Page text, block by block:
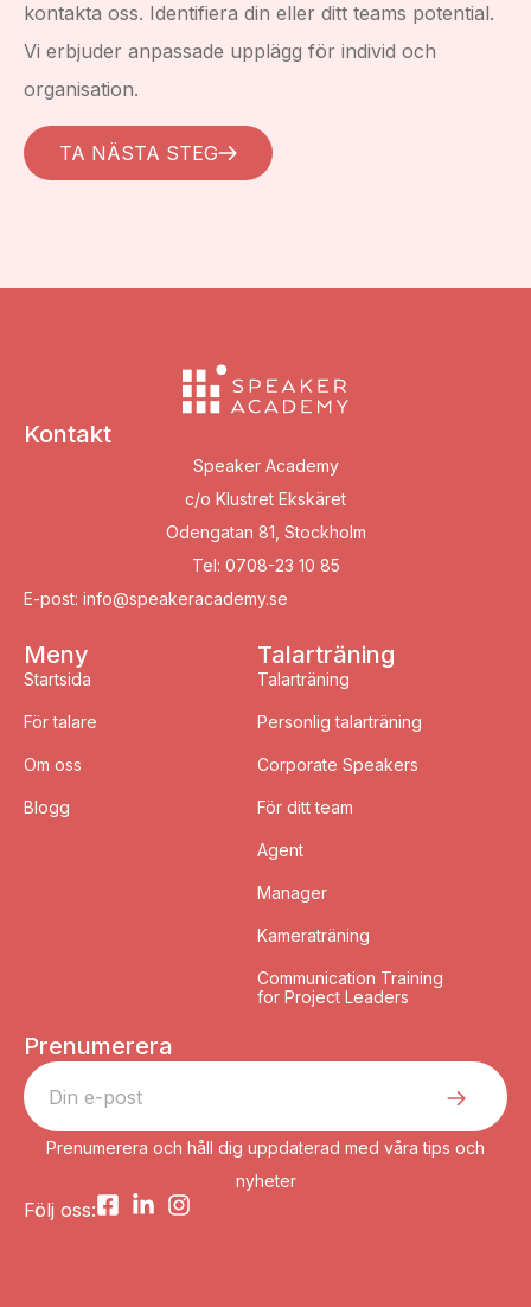
kontakta oss. Identifiera din eller ditt teams potential.
Vi erbjuder anpassade upplägg för individ och
organisation.
TA NÄSTA STEG
Kontakt
Speaker Academy
c/o Klustret Ekskäret
Odengatan 81, Stockholm
Tel: 0708-23 10 85
E-post: info@speakeracademy.se
Meny
Startsida
För talare
Om oss
Blogg
Talarträning
Talarträning
Personlig talarträning
Corporate Speakers
För ditt team
Agent
Manager
Kameraträning
Communication Training
for Project Leaders
Prenumerera
Prenumerera och håll dig uppdaterad med våra tips och
nyheter
Följ oss: